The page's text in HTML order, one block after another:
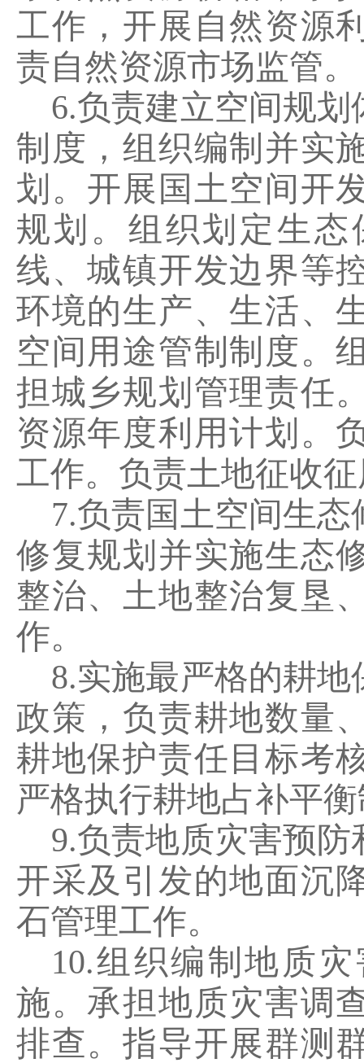
工作，开展自然资源
责自然资源市场监管。
6.负责建立空间规
制度，组织编制并实
划。开展国土空间开
规划。组织划定生
线、城镇开发边界等
环境的生产、生活、
空间用途管制制度。
担城乡规划管理责任
资源年度利用计划。
工作。负责土地征收
7.负责国土空间生
修复规划并实施生态
整治、土地整治复垦
作。
8.实施最严格的耕
政策，负责耕地数量
耕地保护责任目标考
严格执行耕地占补平
9.负责地质灾害预
开采及引发的地面沉
石管理工作。
10.组织编制地质
施。承担地质灾害调
排查。指导开展群测